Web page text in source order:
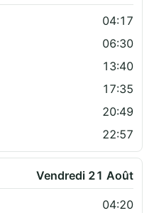
04:17
06:30
13:40
17:35
20:49
22:57
Vendredi 21 Août
04:20